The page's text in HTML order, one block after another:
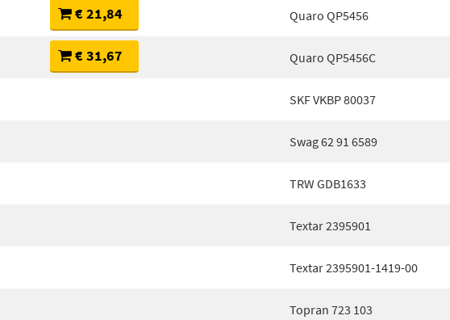
€ 21,84
€ 31,67
Quaro QP5456
Quaro QP5456C
SKF VKBP 80037
Swag 62 91 6589
TRW GDB1633
Textar 2395901
Textar 2395901-1419-00
Topran 723 103